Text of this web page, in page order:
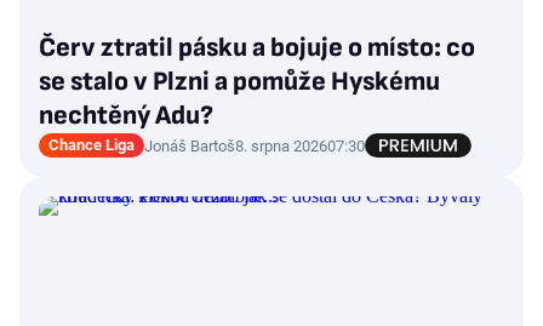
Červ ztratil pásku a bojuje o místo: co
se stalo v Plzni a pomůže Hyskému
nechtěný Adu?
Chance Liga Jonáš Bartoš8. srpna 202607:30